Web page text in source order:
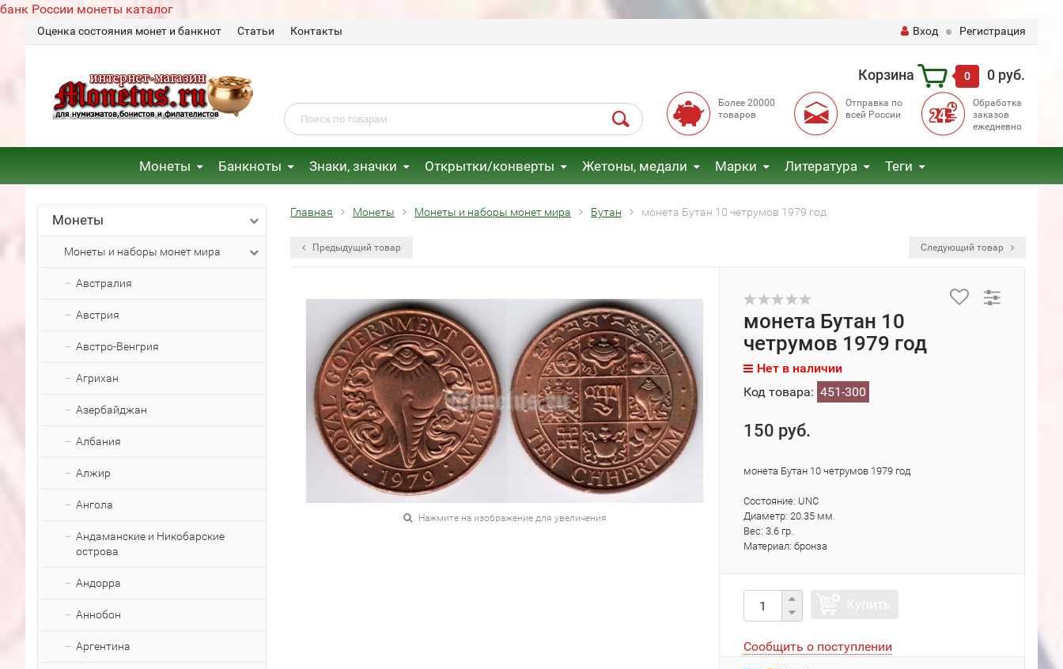
банк России монеты каталог
Оценка состояния монет и банкнот Статьи Контакты Вход Регистрация
Корзина 0 0 руб.
Более 20000
товаров
Отправка по
всей России
Обработка
заказов
ежедневно
Монеты Банкноты Знаки, значки Открытки/конверты Жетоны, медали Марки Литература Теги
Монеты
Монеты и наборы монет мира
Австралия
Австрия
Австро-Венгрия
Агрихан
Азербайджан
Албания
Алжир
Ангола
Андаманские и Никобарские
острова
Андорра
Аннобон
Аргентина
Главная Монеты Монеты и наборы монет мира Бутан монета Бутан 10 четрумов 1979 год
Предыдущий товар Следующий товар
Нажмите на изображение для увеличения
монета Бутан 10
четрумов 1979 год
Нет в наличии
Код товара: 451-300
150 руб.
монета Бутан 10 четрумов 1979 год
Состояние: UNC
Диаметр: 20.35 мм.
Вес: 3.6 гр.
Материал: бронза
Сообщить о поступлении